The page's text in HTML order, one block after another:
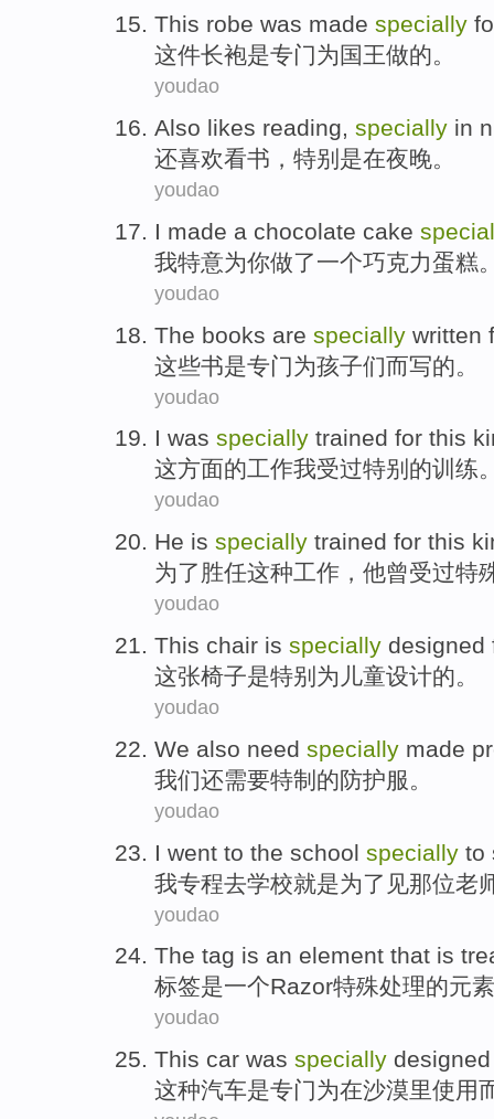
This robe was made specially
这件长袍是专门为 国王做的。
youdao
Also likes reading, specially in
还喜欢看书 ， 特别是在夜晚。
youdao
I made a chocolate cake
我特意为你做了一个巧克力蛋糕
youdao
The books are specially written
这些书是专门为孩子们而写的。
youdao
I was specially trained for this
这方面的工作我受过特别 的训练
youdao
He is specially trained for this
为了 胜任这种工作 ， 他曾受过特
youdao
This chair is specially designed
这张椅子是特别 为 儿童设计的。
youdao
We also need specially made
我们还需要特制 的防护服。
youdao
I went to the school specially to
我专程去学校就是为了 见那位老
youdao
The tag is an element that is
标签是一个Razor特殊处理的元素
youdao
This car was specially designed
这种汽车是专门为在沙漠里使用